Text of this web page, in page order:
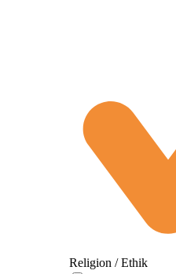
Religion / Ethik